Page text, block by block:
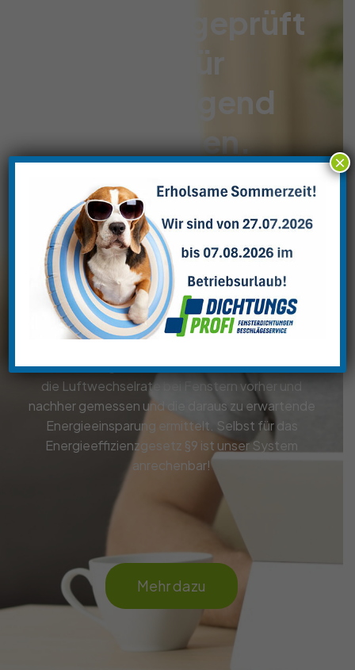
Mehrfach geprüft
und für
hervorragend
befunden.
Schon im Jahre 2005 prüfte die staatlich
akkreditierte Prüfstelle Ertl unser
Dichtungssystem und befand es als hervorragend
und extrem langlebig. Im Auftrag der Firma ENAMO
wurde das Dichtungssystem der Firma G&S
Dichtungsprofi, ihre Dichtungen und die Art, wie
diese einzigartigen Dichtungsprofile in die Fenster
dieser Prüfung wurde mittels „Blower Door Test“
die Luftwechselrate bei Fenstern vorher und
nachher gemessen und die daraus zu erwartende
Energieeinsparung ermittelt. Selbst für das
Energieeffizienzgesetz §9 ist unser System
anrechenbar!
Mehr dazu
×